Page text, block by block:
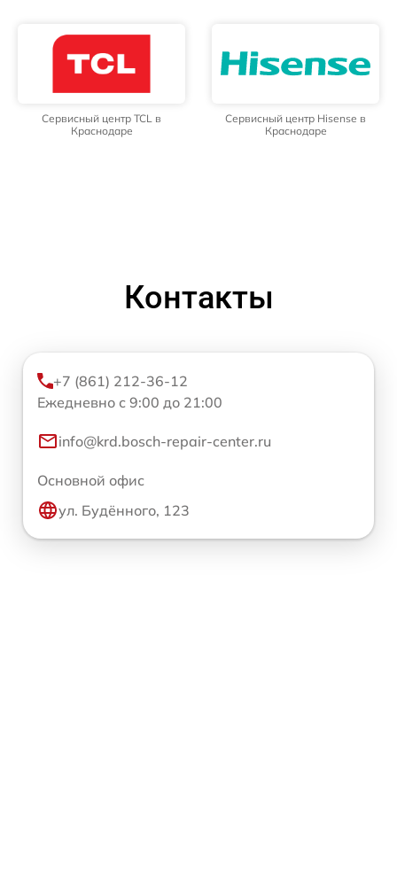
Сервисный центр TCL в
Краснодаре
Сервисный центр Hisense в
Краснодаре
Контакты
+7 (861) 212-36-12
Ежедневно с 9:00 до 21:00
info@krd.bosch-repair-center.ru
Основной офис
ул. Будённого, 123